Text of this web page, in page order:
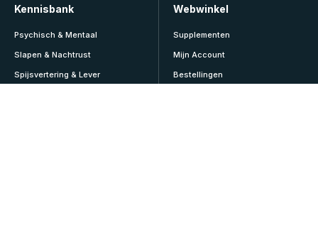
Kennisbank
Psychisch & Mentaal
Slapen & Nachtrust
Spijsvertering & Lever
Webwinkel
Supplementen
Mijn Account
Bestellingen